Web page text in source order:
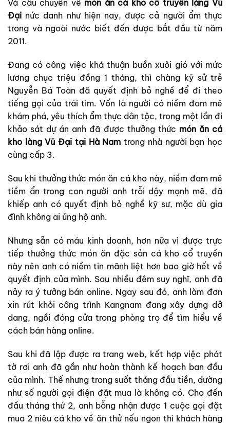
Và câu chuyên về món ăn cá kho cổ truyền làng Vũ
Đại nức danh như hiện nay, được cả người ẩm thực
trong và ngoài nước biết đến được bắt đầu từ năm
2011.
Đang có công việc khá thuận buồn xuôi gió với mức
lương chục triệu đồng 1 tháng, thì chàng kỹ sử trẻ
Nguyễn Bá Toàn đã quyết định bỏ nghề để đi theo
tiếng gọi của trái tim. Vốn là người có niềm đam mê
khám phá, yêu thích ẩm thực dân tộc, trong một lần đi
khảo sát dự án anh đã được thưởng thức món ăn cá
kho làng Vũ Đại tại Hà Nam trong nhà người bạn học
cùng cấp 3.
Sau khi thưởng thức món ăn cá kho này, niềm đam mê
tiềm ẩn trong con người anh trỗi dậy mạnh mẽ, đã
khiếp anh có quyết định bỏ nghề kỹ sư, mặc dù gia
đình không ai ủng hộ anh.
Nhưng sẵn có máu kinh doanh, hơn nữa vì được trực
tiếp thưởng thức món ăn đặc sản cá kho cổ truyền
này nên anh có niềm tin mãnh liệt hơn bao giờ hết về
quyết định của mình. Sau nhiều đêm suy nghĩ, anh đã
nảy ra ý tưởng bán online. Ngay sau đó, anh làm đơn
xin rút khỏi công trình Kangnam đang xây dựng dở
dang, ngồi đóng cửa trong phòng trọ để tìm hiểu về
cách bán hàng online.
Sau khi đã lập được ra trang web, kết hợp việc phát
tờ rơi anh đã gần như hoàn thành kế hoạch ban đầu
của mình. Thế nhưng trong suốt tháng đầu tiền, dường
như số người gọi điện đặt mua là không có. Cho đến
đầu tháng thứ 2, anh bỗng nhận được 1 cuộc gọi đặt
mua 2 niêu cá kho về ăn thử nếu ngon thì khách hàng